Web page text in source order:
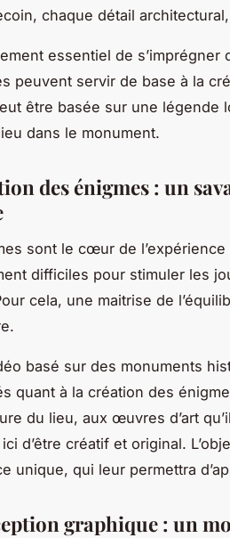
chaque détail
essentiel de s’imprégner
peuvent servir de base à la
être basée sur une légende
dans le monument.
des énigmes : un
sont le cœur de
difficiles pour stimuler les
cela, une maitrise de
basé sur des monuments
quant à la création des
du lieu, aux œuvres d’art
d’être créatif et original.
unique, qui leur permettra
graphique : un